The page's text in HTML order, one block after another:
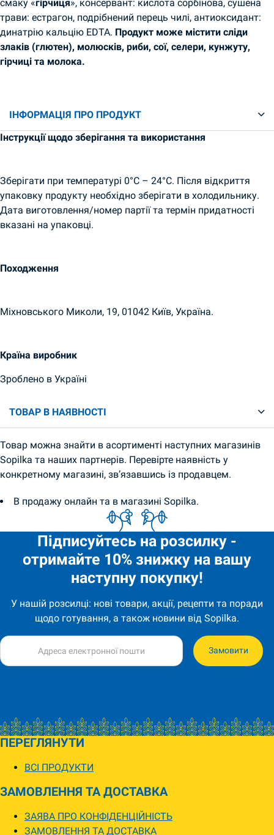
смаку «гірчиця», консервант: кислота сорбінова, сушена
трави: естрагон, подрібнений перець чилі, антиоксидант:
динатрію кальцію EDTA. Продукт може містити сліди
злаків (глютен), молюсків, риби, сої, селери, кунжуту,
гірчиці та молока.
ІНФОРМАЦІЯ ПРО ПРОДУКТ
Інструкції щодо зберігання та використання
Зберігати при температурі 0°C – 24°C. Після відкриття
упаковку продукту необхідно зберігати в холодильнику.
Дата виготовлення/номер партії та термін придатності
вказані на упаковці.
Походження
Міхновського Миколи, 19, 01042 Київ, Україна.
Країна виробник
Зроблено в Україні
ТОВАР В НАЯВНОСТІ
Товар можна знайти в асортименті наступних магазинів
Sopilka та наших партнерів. Перевірте наявність у
конкретному магазині, зв’язавшись із продавцем.
В продажу онлайн та в магазині Sopilka.
Підписуйтесь на розсилку -
отримайте 10% знижку на вашу
наступну покупку!
У нашій розсилці: нові товари, акції, рецепти та поради
щодо готування, а також новини від Sopilka.
Замовити
ПЕРЕГЛЯНУТИ
ВСІ ПРОДУКТИ
ЗАМОВЛЕННЯ ТА ДОСТАВКА
ЗАЯВА ПРО КОНФІДЕНЦІЙНІСТЬ
ЗАМОВЛЕННЯ ТА ДОСТАВКА